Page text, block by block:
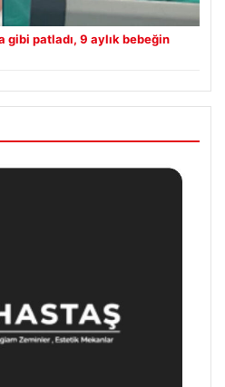
gibi patladı, 9 aylık bebeğin